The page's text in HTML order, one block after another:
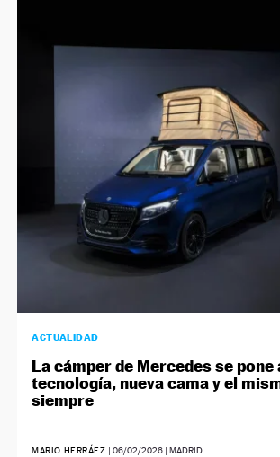
ACTUALIDAD
La cámper de Mercedes se pone
tecnología, nueva cama y el
siempre
MARIO HERRÁEZ | 06/02/2026| MADRID